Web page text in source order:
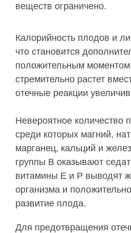
веществ ограничено.
Калорийность плодов и
что становится
положительным моментом,
стремительно растет
отечные реакции
Невероятное количество
среди которых магний,
марганец, кальций и
группы В оказывают
витамины Е и Р выводят
организма и
развитие плода.
Для предотвращения